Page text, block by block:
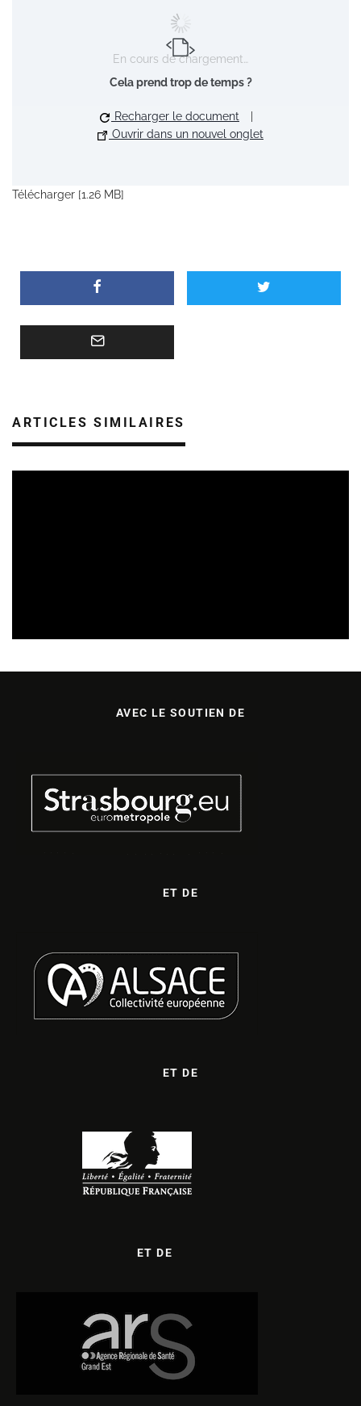
En cours de chargement…
Cela prend trop de temps ?
Recharger le document
Ouvrir dans un nouvel onglet
Télécharger [1.26 MB]
ARTICLES SIMILAIRES
AVEC LE SOUTIEN DE
ET DE
ET DE
ET DE